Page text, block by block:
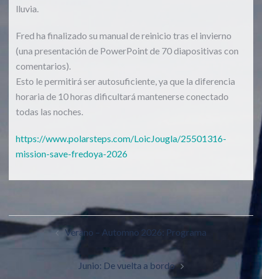
lluvia.
Fred ha finalizado su manual de reinicio tras el invierno
(una presentación de PowerPoint de 70 diapositivas con
comentarios).
Esto le permitirá ser autosuficiente, ya que la diferencia
horaria de 10 horas dificultará mantenerse conectado
todas las noches.
https://www.polarsteps.com/LoicJougla/25501316-
mission-save-fredoya-2026
Verano – Automno 2026: Programa
Junio: De vuelta a bordo